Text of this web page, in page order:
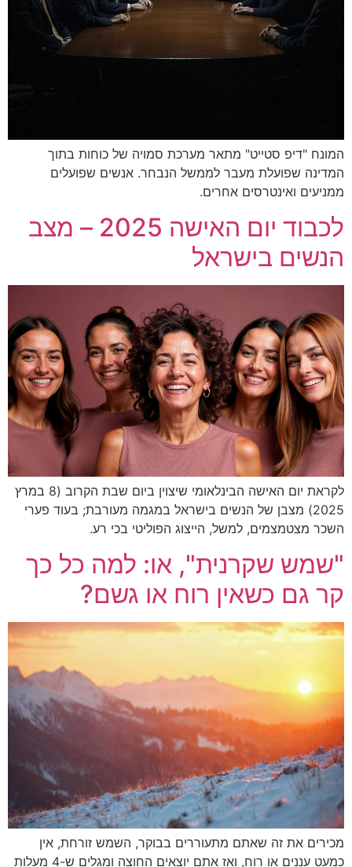
המונח "דיפ סטייט" מתאר מערכת סמויה של כוחות בתוך
המדינה שפועלת מעבר לממשל הנבחר. אנשים שפועלים
ממניעים ואינטרסים אחרים.
לכבוד יום האישה 2025 – מצב
הנשים בישראל
לקראת יום האישה הבינלאומי שיצוין ביום שבת הקרוב (8 במרץ
2025) מצבן של הנשים בישראל במגמה מעורבת; בעוד פערי
השכר מצטמצמים, למשל, הייצוג הפוליטי בכי רע.
"שמש שקרנית", או: למה כל כך
קר גם כשאין רוח או גשם?
מכירים את זה שאתם מתעוררים בבוקר, השמש זורחת, אין
כמעט עננים או רוח, ואז אתם יוצאים החוצה ומגלים ש-4 מעלות